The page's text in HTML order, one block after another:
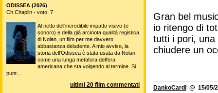
Gran bel
io ritengo di
tutti i pori, una
chiudere un
DankoCardi @ 15/05/
ODISSEA (2026)
Ch.Chaplin - voto: 7
Al netto dell'incredibile impatto visivo (e
sonoro) e della già arcinota qualità registica
di Nolan, un film per me davvero
abbastanza deludente. A mio avviso, la
storia dell'Odissea è stata usata da Nolan
come una lunga metafora dell'era
americana che sta volgendo al termine. Si
punt...
ultimi 20 film commentati